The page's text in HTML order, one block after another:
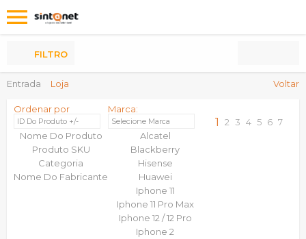
Entrada Loja Voltar
FILTRO
Ordenar por
ID Do Produto +/-
Nome Do Produto
Produto SKU
Categoria
Nome Do Fabricante
Marca:
Selecione Marca
Alcatel
Blackberry
Hisense
Huawei
Iphone 11
Iphone 11 Pro Max
Iphone 12 / 12 Pro
Iphone 2
1 2 3 4 5 6 7